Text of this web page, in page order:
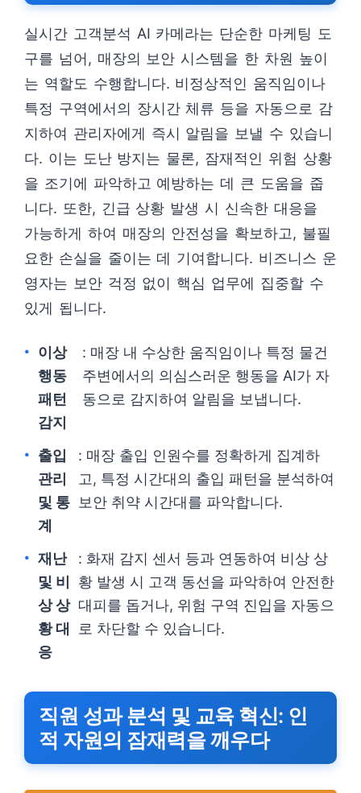
실시간 고객분석 AI 카메라는 단순한 마케팅 도
구를 넘어, 매장의 보안 시스템을 한 차원 높이
는 역할도 수행합니다. 비정상적인 움직임이나
특정 구역에서의 장시간 체류 등을 자동으로 감
지하여 관리자에게 즉시 알림을 보낼 수 있습니
다. 이는 도난 방지는 물론, 잠재적인 위험 상황
을 조기에 파악하고 예방하는 데 큰 도움을 줍
니다. 또한, 긴급 상황 발생 시 신속한 대응을
가능하게 하여 매장의 안전성을 확보하고, 불필
요한 손실을 줄이는 데 기여합니다. 비즈니스 운
영자는 보안 걱정 없이 핵심 업무에 집중할 수
있게 됩니다.
이상
행동
패턴
감지
: 매장 내 수상한 움직임이나 특정 물건
주변에서의 의심스러운 행동을 AI가 자
동으로 감지하여 알림을 보냅니다.
출입
관리
및 통
계
: 매장 출입 인원수를 정확하게 집계하
고, 특정 시간대의 출입 패턴을 분석하여
보안 취약 시간대를 파악합니다.
재난
및 비
상 상
황 대
응
: 화재 감지 센서 등과 연동하여 비상 상
황 발생 시 고객 동선을 파악하여 안전한
대피를 돕거나, 위험 구역 진입을 자동으
로 차단할 수 있습니다.
직원 성과 분석 및 교육 혁신: 인
적 자원의 잠재력을 깨우다